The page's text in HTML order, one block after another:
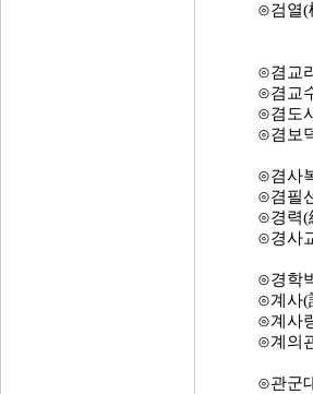
⊙검열
조선
⊙겸교
⊙겸교
⊙겸도
⊙겸보
⊙겸사
⊙겸필
⊙경력
⊙경사
⊙경학
⊙계사
⊙계사
⊙계의
⊙관군